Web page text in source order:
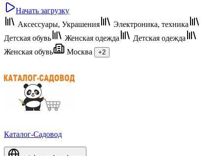
Начать загрузку
Аксессуары, Украшения
Электроника, техника
Детская обувь
Женская одежда
Детская одежда
Женская обувь
Москва +2
Каталог-Садовод